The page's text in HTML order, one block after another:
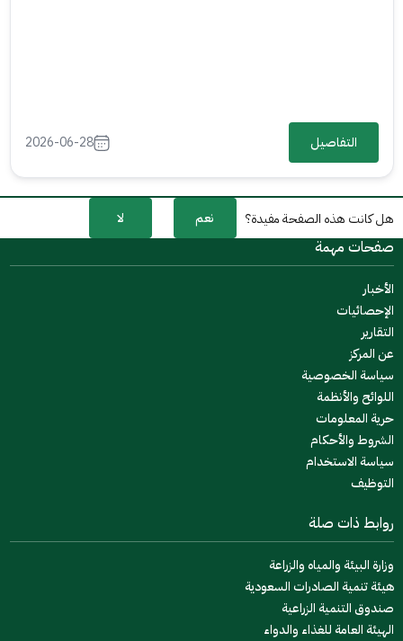
التفاصيل 2026-06-28
هل كانت هذه الصفحة مفيدة؟ نعم لا
صفحات مهمة
الأخبار
الإحصائيات
التقارير
عن المركز
سياسة الخصوصية
اللوائح والأنظمة
حرية المعلومات
الشروط والأحكام
سياسة الاستخدام
التوظيف
روابط ذات صلة
وزارة البيئة والمياه والزراعة
هيئة تنمية الصادرات السعودية
صندوق التنمية الزراعية
الهيئة العامة للغذاء والدواء